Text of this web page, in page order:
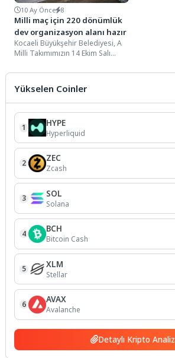
10 Ay Önce 8
Milli maç için 220 dönümlük
dev organizasyon alanı hazır
Kocaeli Büyükşehir Belediyesi, A
Milli Takımımızın 14 Ekim Salı
Gürcistan ile...
Yükselen Coinler
1 HYPE
Hyperliquid
2 ZEC
Zcash
3 SOL
Solana
4 BCH
Bitcoin Cash
5 XLM
Stellar
6 AVAX
Avalanche
Detaylı Kripto Analiz